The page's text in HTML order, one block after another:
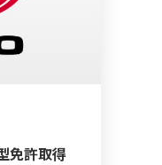
免許取得